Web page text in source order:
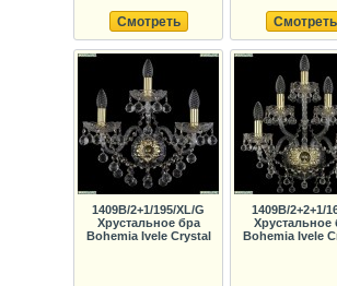
Смотреть Смотреть
1409B/2+1/195/XL/G
Хрустальное бра
Bohemia Ivele Crystal
1409B/2+2+1/
Хрустальное
Bohemia Ivele